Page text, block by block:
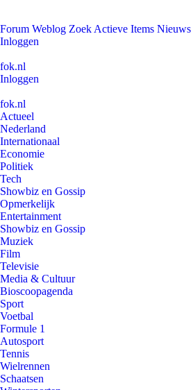
Forum Weblog Zoek Actieve Items Nieuws
Inloggen
fok.nl
Inloggen
fok.nl
Actueel
Nederland
Internationaal
Economie
Politiek
Tech
Showbiz en Gossip
Opmerkelijk
Entertainment
Showbiz en Gossip
Muziek
Film
Televisie
Media & Cultuur
Bioscoopagenda
Sport
Voetbal
Formule 1
Autosport
Tennis
Wielrennen
Schaatsen